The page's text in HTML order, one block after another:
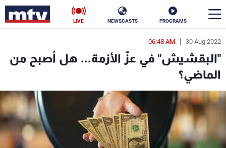
PROGRAMS
NEWSCASTS
LIVE
30 Aug 2022
06:48 AM
"البقشيش" في عزّ الأزمة... هل أصبح من
الماضي؟
en
الأخبار
سياسة ناس
إقتصاد فن
منوعات رياضة